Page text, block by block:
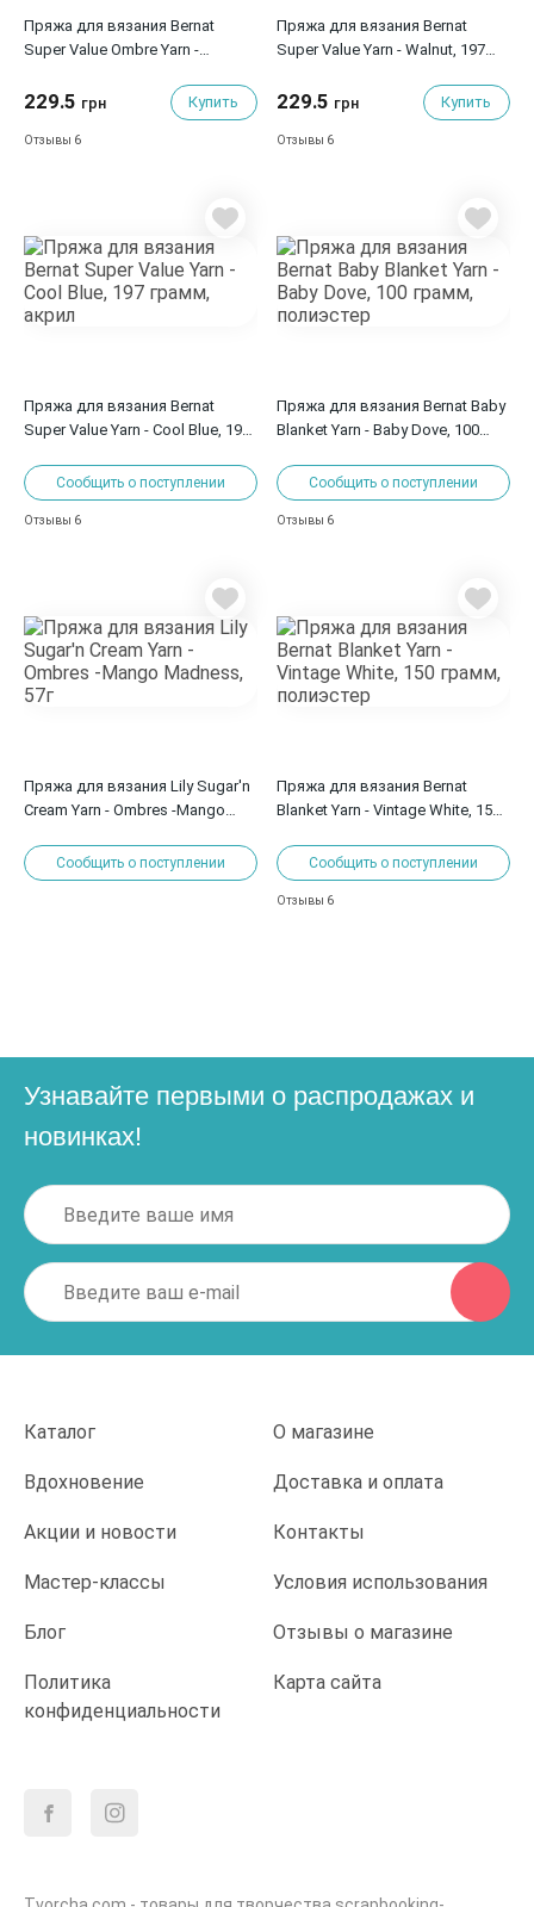
Пряжа для вязания Bernat
Super Value Ombre Yarn -
грамм, акрил
229.5 грн Купить
Отзывы 6
Пряжа для вязания Bernat
Super Value Yarn - Walnut, 197
229.5 грн Купить
Отзывы 6
Пряжа для вязания Bernat
Super Value Yarn - Cool Blue, 197
Сообщить о поступлении
Отзывы 6
Пряжа для вязания Bernat Baby
Blanket Yarn - Baby Dove, 100
Сообщить о поступлении
Отзывы 6
Пряжа для вязания Lily Sugar'n
Cream Yarn - Ombres -Mango
Сообщить о поступлении
Пряжа для вязания Bernat
Blanket Yarn - Vintage White, 150
Сообщить о поступлении
Отзывы 6
Узнавайте первыми о распродажах и
новинках!
Каталог О магазине
Вдохновение Доставка и оплата
Акции и новости Контакты
Мастер-классы Условия использования
Блог Отзывы о магазине
Политика
конфиденциальности
Карта сайта